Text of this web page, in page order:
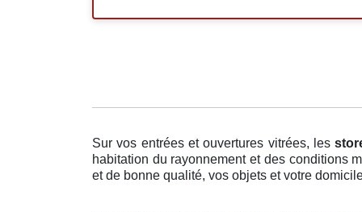
Sur vos entrées et ouvertures vitrées, les
habitation du rayonnement et des conditions
et de bonne qualité, vos objets et votre